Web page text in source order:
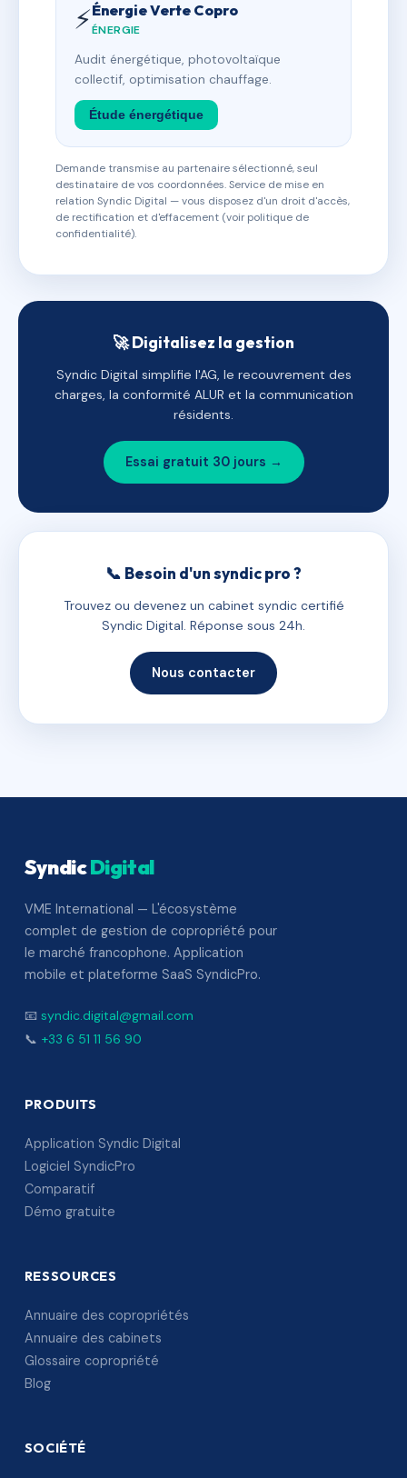
⚡Énergie Verte Copro
ÉNERGIE
Audit énergétique, photovoltaïque
collectif, optimisation chauffage.
Étude énergétique
Demande transmise au partenaire sélectionné, seul
destinataire de vos coordonnées. Service de mise en
relation Syndic Digital — vous disposez d'un droit d'accès,
de rectification et d'effacement (voir politique de
confidentialité).
🚀 Digitalisez la gestion
Syndic Digital simplifie l'AG, le recouvrement des
charges, la conformité ALUR et la communication
résidents.
Essai gratuit 30 jours →
📞 Besoin d'un syndic pro ?
Trouvez ou devenez un cabinet syndic certifié
Syndic Digital. Réponse sous 24h.
Nous contacter
SyndicDigital
VME International — L'écosystème
complet de gestion de copropriété pour
le marché francophone. Application
mobile et plateforme SaaS SyndicPro.
📧 syndic.digital@gmail.com
📞 +33 6 51 11 56 90
PRODUITS
Application Syndic Digital
Logiciel SyndicPro
Comparatif
Démo gratuite
RESSOURCES
Annuaire des copropriétés
Annuaire des cabinets
Glossaire copropriété
Blog
SOCIÉTÉ